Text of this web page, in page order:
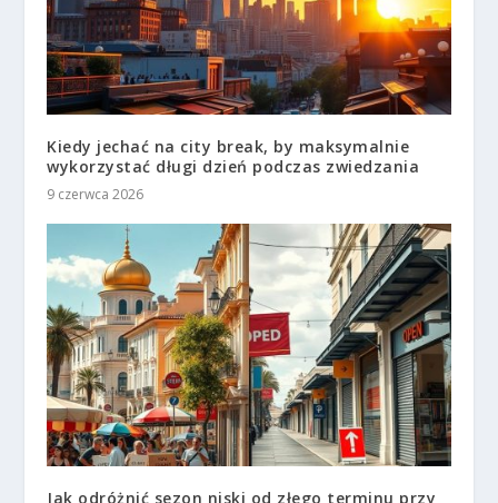
Kiedy jechać na city break, by maksymalnie
wykorzystać długi dzień podczas zwiedzania
9 czerwca 2026
Jak odróżnić sezon niski od złego terminu przy